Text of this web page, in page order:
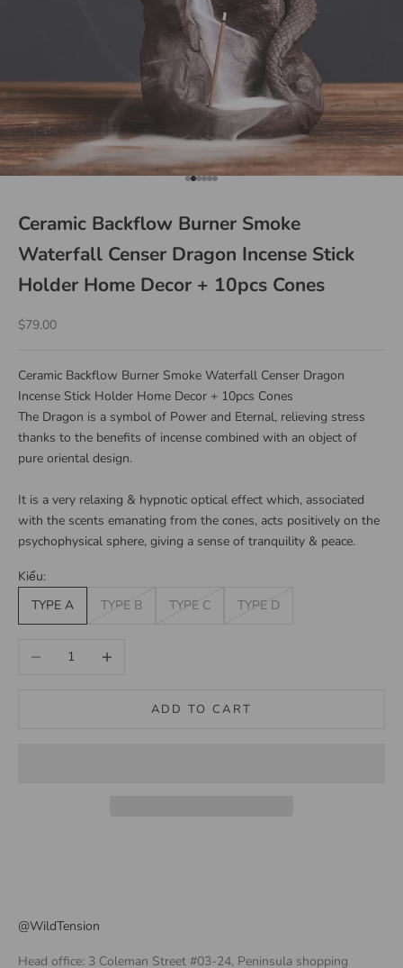
Go to item 1
Go to item 2
Go to item 3
Go to item 4
Go to item 5
Go to item 6
Ceramic Backflow Burner Smoke
Waterfall Censer Dragon Incense Stick
Holder Home Decor + 10pcs Cones
Sale price
$79.00
Ceramic Backflow Burner Smoke Waterfall Censer Dragon
Incense Stick Holder Home Decor + 10pcs Cones
The Dragon is a symbol of Power and Eternal, relieving stress
thanks to the benefits of incense combined with an object of
pure oriental design.
It is a very relaxing & hypnotic optical effect which, associated
with the scents emanating from the cones, acts positively on the
psychophysical sphere, giving a sense of tranquility & peace.
Kiểu:
TYPE A
TYPE B TYPE C TYPE D
Decrease quantityIncrease quantity
ADD TO CART
@WildTension
Head office: 3 Coleman Street #03-24, Peninsula shopping